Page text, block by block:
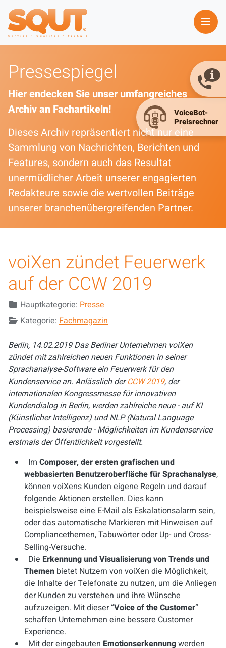
Pressespiegel
Hier endecken Sie unser umfangreiches
Archiv an Fachartikeln!
Dieses Archiv repräsentiert nicht nur eine
Sammlung von Nachrichten, Berichten und
Features, sondern auch das Resultat
unermüdlicher Arbeit unserer engagierten
Redakteure sowie die wertvollen Beiträge
unserer branchenübergreifenden Partner.
voiXen zündet Feuerwerk
auf der CCW 2019
DetailsHauptkategorie: Presse
Kategorie: Fachmagazin
Berlin, 14.02.2019 Das Berliner Unternehmen voiXen
zündet mit zahlreichen neuen Funktionen in seiner
Sprachanalyse-Software ein Feuerwerk für den
Kundenservice an. Anlässlich derCCW 2019, der
internationalen Kongressmesse für innovativen
Kundendialog in Berlin, werden zahlreiche neue - auf KI
(Künstlicher Intelligenz) und NLP (Natural Language
Processing) basierende - Möglichkeiten im Kundenservice
erstmals der Öffentlichkeit vorgestellt.
Im Composer, der ersten grafischen und
webbasierten Benutzeroberfläche für Sprachanalyse,
können voiXens Kunden eigene Regeln und darauf
folgende Aktionen erstellen. Dies kann
beispielsweise eine E-Mail als Eskalationsalarm sein,
oder das automatische Markieren mit Hinweisen auf
Compliancethemen, Tabuwörter oder Up- und Cross-
Selling-Versuche.
Die Erkennung und Visualisierung von Trends und
Themen bietet Nutzern von voiXen die Möglichkeit,
die Inhalte der Telefonate zu nutzen, um die Anliegen
der Kunden zu verstehen und ihre Wünsche
aufzuzeigen. Mit dieser“Voice of the Customer“
schaffen Unternehmen eine bessere Customer
Experience.
Mit der eingebauten Emotionserkennungwerden